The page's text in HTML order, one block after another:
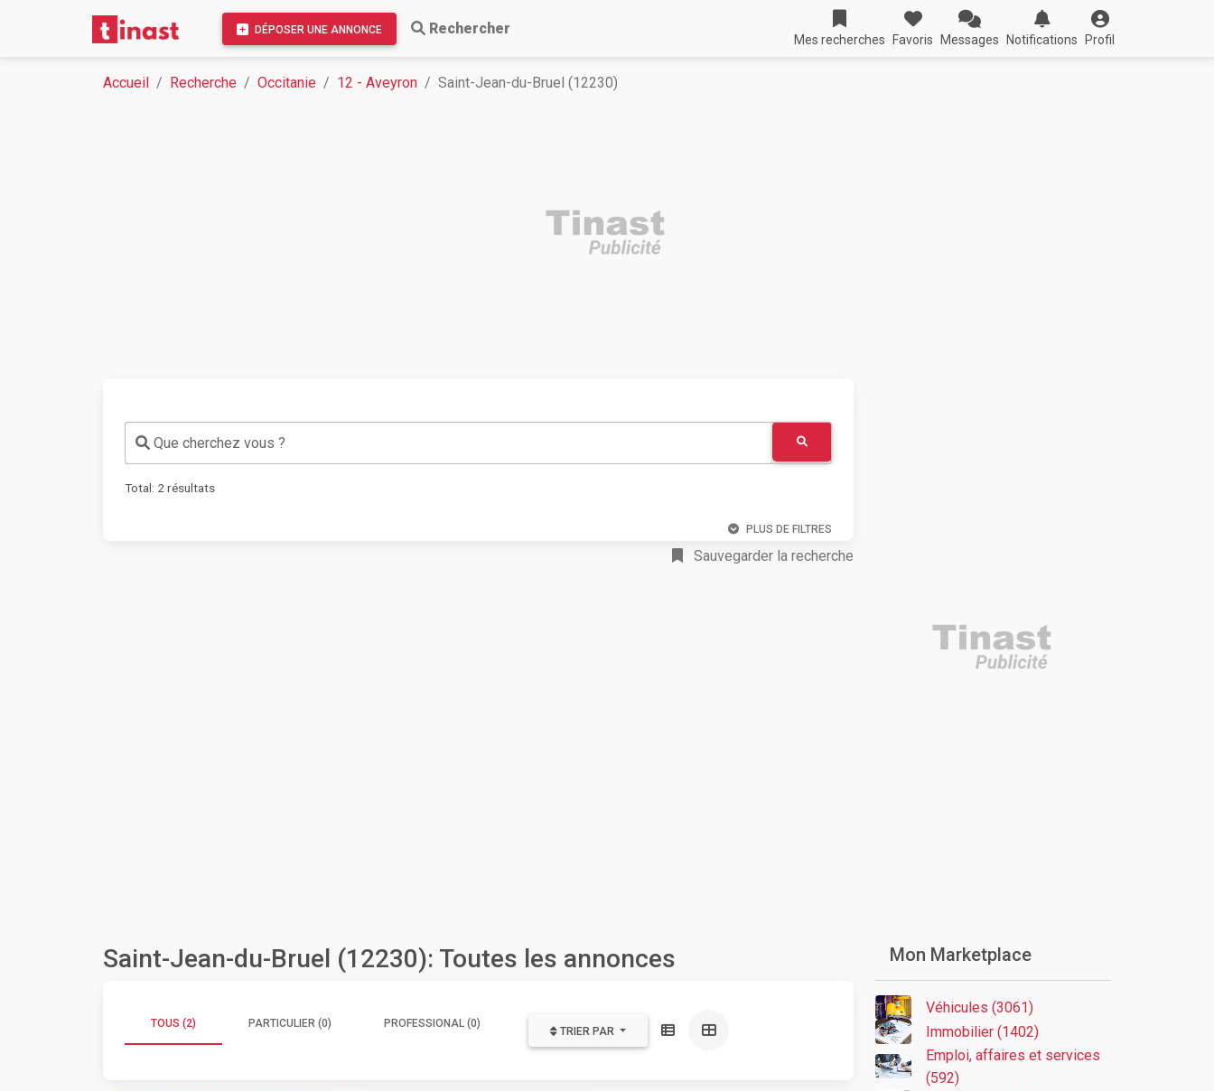
DÉPOSER UNE ANNONCE Rechercher
Mes recherches Favoris Messages Notifications Profil
Accueil Recherche Occitanie 12 - Aveyron Saint-Jean-du-Bruel (12230)
Que cherchez vous ?
Total: 2 résultats
PLUS DE FILTRES
Sauvegarder la recherche
Saint-Jean-du-Bruel (12230): Toutes les annonces
TOUS (2) PARTICULIER (0) PROFESSIONAL (0)
TRIER PAR
Mon Marketplace
Véhicules (3061)
Immobilier (1402)
Emploi, affaires et services
(592)